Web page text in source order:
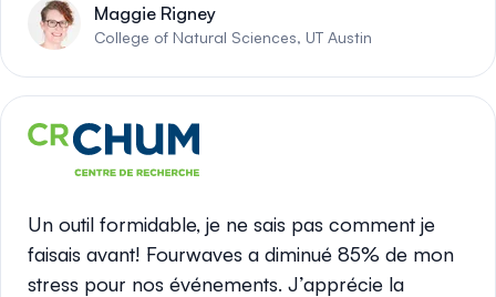
Maggie Rigney
College of Natural Sciences, UT Austin
Un outil formidable, je ne sais pas comment je
faisais avant! Fourwaves a diminué 85% de mon
stress pour nos événements. J’apprécie la